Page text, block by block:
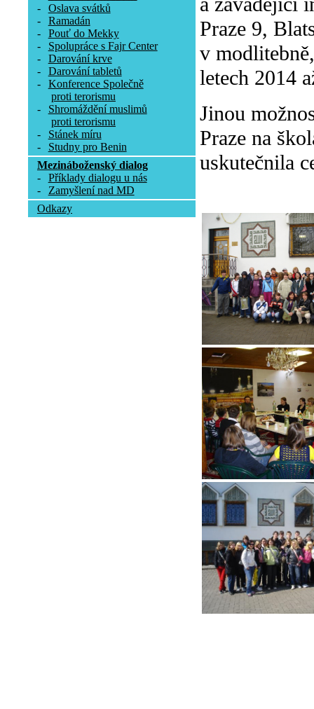
-
Oslava svátků
-
Ramadán
-
Pouť do Mekky
-
Spolupráce s Fajr Center
-
Darování krve
-
Darování tabletů
-
Konference Společně
proti terorismu
-
Shromáždění muslimů
proti terorismu
-
Stánek míru
-
Studny pro Benin
Mezináboženský dialog
-
Příklady dialogu u nás
-
Zamyšlení nad MD
Odkazy
Praze 9,
v
letech 2014
Jinou
Praze na
uskutečnila